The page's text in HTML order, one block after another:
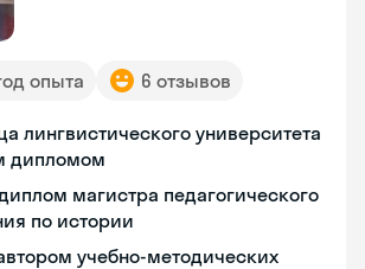
опыта 6 отзывов
лингвистического университета
дипломом
магистра педагогического
по истории
учебно-методических